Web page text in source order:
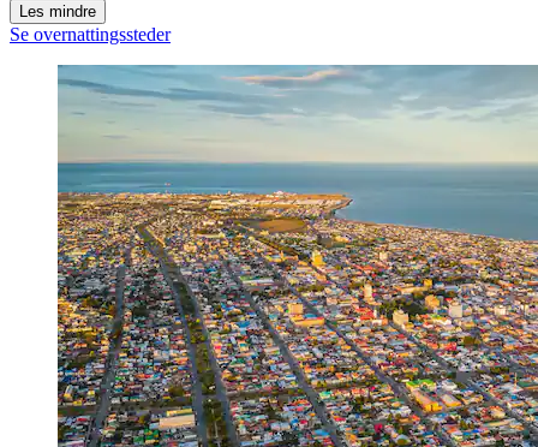
Les mindre
Se overnattingssteder